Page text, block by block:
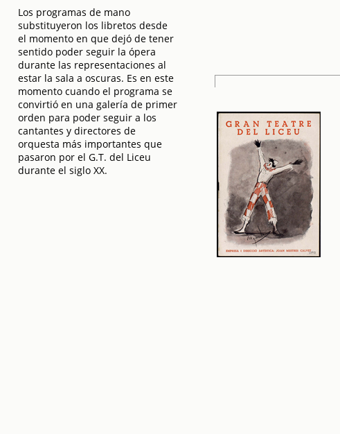
Los programas de mano
substituyeron los libretos desde
el momento en que dejó de tener
sentido poder seguir la ópera
durante las representaciones al
estar la sala a oscuras. Es en este
momento cuando el programa se
convirtió en una galería de primer
orden para poder seguir a los
cantantes y directores de
orquesta más importantes que
pasaron por el G.T. del Liceu
durante el siglo XX.